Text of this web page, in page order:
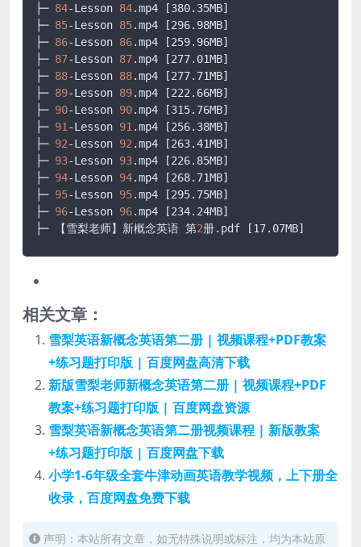
├─ 84-Lesson 84.mp4
[380.35MB]
├─ 85-Lesson 85.mp4
[296.98MB]
├─ 86-Lesson 86.mp4
[259.96MB]
├─ 87-Lesson 87.mp4
[277.01MB]
├─ 88-Lesson 88.mp4
[277.71MB]
├─ 89-Lesson 89.mp4
[222.66MB]
├─ 90-Lesson 90.mp4
[315.76MB]
├─ 91 -Lesson 91 .mp4
[256.38MB]
├─ 92-Lesson 92 .mp4
[263.41MB]
├─ 93-Lesson 93.mp4
[226.85MB]
├─ 94-Lesson 94.mp4
[268.71MB]
├─ 95-Lesson 95.mp4
[295.75MB]
├─ 96-Lesson 96.mp4
[234.24MB]
├─ 【雪梨老师】新概念英语 第2册.pdf [17.07MB]
相关文章：
雪梨英语新概念英语第二册 | 视频课程+PDF教案
+练习题打印版 | 百度网盘高清下载
新版雪梨老师新概念英语第二册 | 视频课程+PDF
教案+练习题打印版 | 百度网盘资源
雪梨英语新概念英语第二册视频课程 | 新版教案
+练习题打印版 | 百度网盘下载
小学1-6年级全套牛津动画英语教学视频，上下册全
收录，百度网盘免费下载
声明：本站所有文章，如无特殊说明或标注，均为本站原